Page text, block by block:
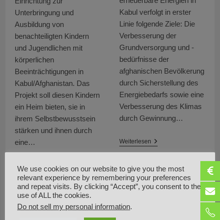
Unterbringung und
Ausbildung von
benachteiligten Kindern
und Jugendlichen mit
körperlichen
Beeinträchtigungen in
Kabul/Afghanistan. Das
Projekt soll diesen Kindern
ein Heim bieten, sie in
ihrem Selbstbewusstsein
stärken und ihnen durch
eine…
Weiterlesen “Paiwand-
E-
Noor”
–
Quelle
Des
Lichts
Kabul verfolgt in erster
Linie folgende Ziele: Die
Verbesserung der
Grundversorgung und -
bedürfnisse der
afghanischen Bevölkerung
durch Sicherstellung des
Energiebedarfs sowie eine
Verbesserung des Klimas
durch Gewinnung…
WeiterlesenBildungszentrum
Energien
We use cookies on our website to give you the most
relevant experience by remembering your preferences
and repeat visits. By clicking “Accept”, you consent to the
use of ALL the cookies.
Do not sell my personal information.